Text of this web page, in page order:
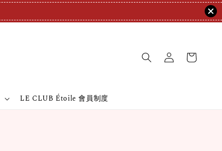
LE CLUB Étoile 會員制度